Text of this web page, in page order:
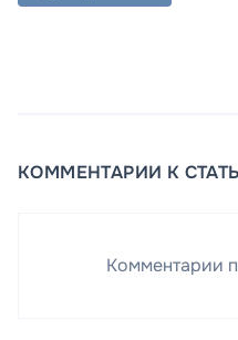
КОММЕНТАРИИ К
Комментарии